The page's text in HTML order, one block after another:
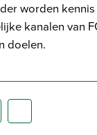
worden
kanalen van
doelen.